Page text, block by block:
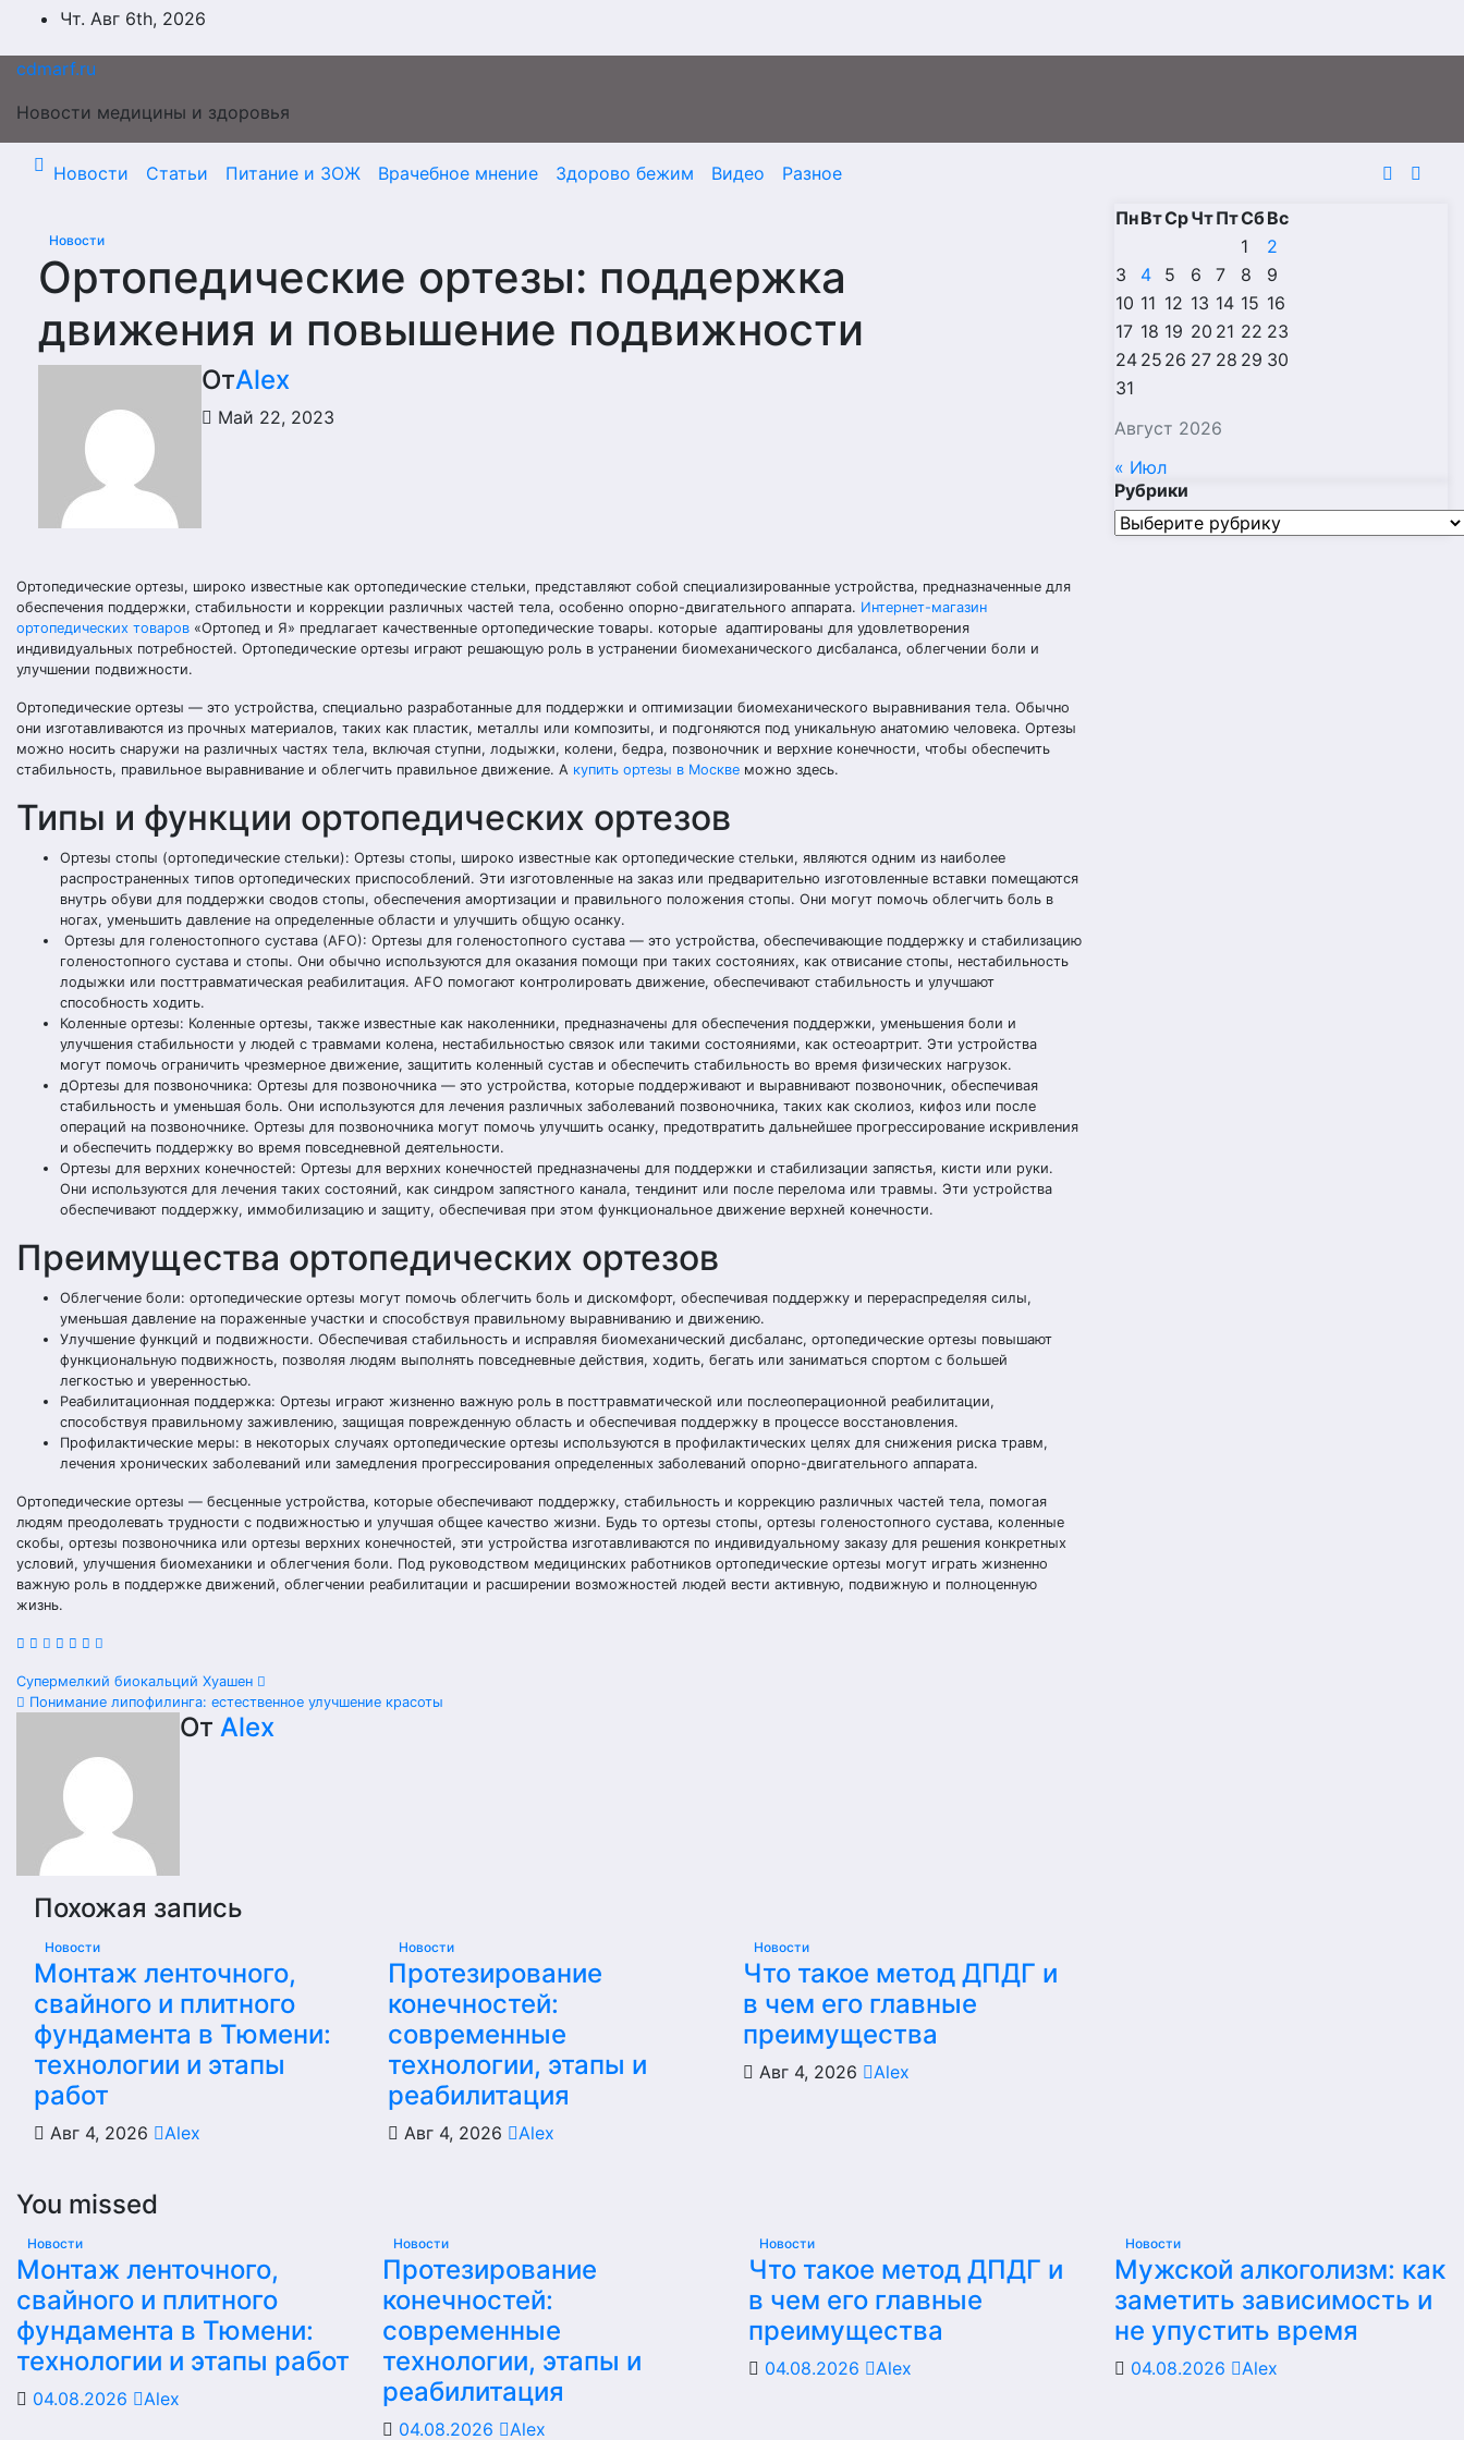
Перейти
содержимому
Чт. Авг 6th, 2026
cdmarf.ru
Новости медицины и здоровья
Новости Статьи Питание и ЗОЖ Врачебное мнение Здорово бежим Видео Разное
Новости
Ортопедические ортезы: поддержка
движения и повышение подвижности
ОтAlex
Май 22, 2023
Ортопедические ортезы, широко известные как ортопедические стельки, представляют собой специализированные устройства, предназначенные для
обеспечения поддержки, стабильности и коррекции различных частей тела, особенно опорно-двигательного аппарата. Интернет-магазин
ортопедических товаров «Ортопед и Я» предлагает качественные ортопедические товары. которые адаптированы для удовлетворения
индивидуальных потребностей. Ортопедические ортезы играют решающую роль в устранении биомеханического дисбаланса, облегчении боли и
улучшении подвижности.
Ортопедические ортезы — это устройства, специально разработанные для поддержки и оптимизации биомеханического выравнивания тела. Обычно
они изготавливаются из прочных материалов, таких как пластик, металлы или композиты, и подгоняются под уникальную анатомию человека. Ортезы
можно носить снаружи на различных частях тела, включая ступни, лодыжки, колени, бедра, позвоночник и верхние конечности, чтобы обеспечить
стабильность, правильное выравнивание и облегчить правильное движение. А купить ортезы в Москве можно здесь.
Типы и функции ортопедических ортезов
Ортезы стопы (ортопедические стельки): Ортезы стопы, широко известные как ортопедические стельки, являются одним из наиболее
распространенных типов ортопедических приспособлений. Эти изготовленные на заказ или предварительно изготовленные вставки помещаются
внутрь обуви для поддержки сводов стопы, обеспечения амортизации и правильного положения стопы. Они могут помочь облегчить боль в
ногах, уменьшить давление на определенные области и улучшить общую осанку.
Ортезы для голеностопного сустава (AFO): Ортезы для голеностопного сустава — это устройства, обеспечивающие поддержку и стабилизацию
голеностопного сустава и стопы. Они обычно используются для оказания помощи при таких состояниях, как отвисание стопы, нестабильность
лодыжки или посттравматическая реабилитация. AFO помогают контролировать движение, обеспечивают стабильность и улучшают
способность ходить.
Коленные ортезы: Коленные ортезы, также известные как наколенники, предназначены для обеспечения поддержки, уменьшения боли и
улучшения стабильности у людей с травмами колена, нестабильностью связок или такими состояниями, как остеоартрит. Эти устройства
могут помочь ограничить чрезмерное движение, защитить коленный сустав и обеспечить стабильность во время физических нагрузок.
дОртезы для позвоночника: Ортезы для позвоночника — это устройства, которые поддерживают и выравнивают позвоночник, обеспечивая
стабильность и уменьшая боль. Они используются для лечения различных заболеваний позвоночника, таких как сколиоз, кифоз или после
операций на позвоночнике. Ортезы для позвоночника могут помочь улучшить осанку, предотвратить дальнейшее прогрессирование искривления
и обеспечить поддержку во время повседневной деятельности.
Ортезы для верхних конечностей: Ортезы для верхних конечностей предназначены для поддержки и стабилизации запястья, кисти или руки.
Они используются для лечения таких состояний, как синдром запястного канала, тендинит или после перелома или травмы. Эти устройства
обеспечивают поддержку, иммобилизацию и защиту, обеспечивая при этом функциональное движение верхней конечности.
Преимущества ортопедических ортезов
Облегчение боли: ортопедические ортезы могут помочь облегчить боль и дискомфорт, обеспечивая поддержку и перераспределяя силы,
уменьшая давление на пораженные участки и способствуя правильному выравниванию и движению.
Улучшение функций и подвижности. Обеспечивая стабильность и исправляя биомеханический дисбаланс, ортопедические ортезы повышают
функциональную подвижность, позволяя людям выполнять повседневные действия, ходить, бегать или заниматься спортом с большей
легкостью и уверенностью.
Реабилитационная поддержка: Ортезы играют жизненно важную роль в посттравматической или послеоперационной реабилитации,
способствуя правильному заживлению, защищая поврежденную область и обеспечивая поддержку в процессе восстановления.
Профилактические меры: в некоторых случаях ортопедические ортезы используются в профилактических целях для снижения риска травм,
лечения хронических заболеваний или замедления прогрессирования определенных заболеваний опорно-двигательного аппарата.
Ортопедические ортезы — бесценные устройства, которые обеспечивают поддержку, стабильность и коррекцию различных частей тела, помогая
людям преодолевать трудности с подвижностью и улучшая общее качество жизни. Будь то ортезы стопы, ортезы голеностопного сустава, коленные
скобы, ортезы позвоночника или ортезы верхних конечностей, эти устройства изготавливаются по индивидуальному заказу для решения конкретных
условий, улучшения биомеханики и облегчения боли. Под руководством медицинских работников ортопедические ортезы могут играть жизненно
важную роль в поддержке движений, облегчении реабилитации и расширении возможностей людей вести активную, подвижную и полноценную
жизнь.
Навигация
записям
Супермелкий биокальций Хуашен
Понимание липофилинга: естественное улучшение красоты
От Alex
Похожая запись
Новости
Монтаж ленточного,
свайного и плитного
фундамента в Тюмени:
технологии и этапы
работ
Авг 4, 2026 Alex
Новости
Протезирование
конечностей:
современные
технологии, этапы и
реабилитация
Авг 4, 2026 Alex
Новости
Что такое метод ДПДГ и
в чем его главные
преимущества
Авг 4, 2026 Alex
Август 2026
ПнВтСрЧтПтСбВс
1
2
3
4 5 6 7 8
9
10 11 12 13 14 15 16
17 18 19 20 21 22 23
24 25 26 27 28 29 30
31
« Июл
Рубрики
Рубрики
You missed
Новости
Монтаж ленточного,
свайного и плитного
фундамента в Тюмени:
технологии и этапы работ
04.08.2026 Alex
Новости
Протезирование
конечностей:
современные
технологии, этапы и
реабилитация
04.08.2026 Alex
Новости
Что такое метод ДПДГ и
в чем его главные
преимущества
04.08.2026 Alex
Новости
Мужской алкоголизм: как
заметить зависимость и
не упустить время
04.08.2026 Alex